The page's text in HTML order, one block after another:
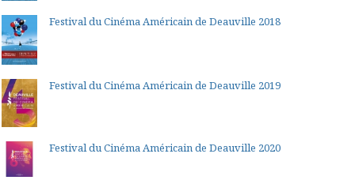
Festival du Cinéma Américain de Deauville 2018
Festival du Cinéma Américain de Deauville 2019
Festival du Cinéma Américain de Deauville 2020